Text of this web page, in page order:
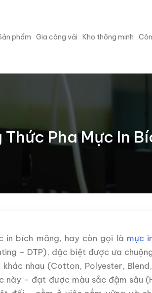
phẩm Gia công vải Kho thông minh
Pha Mực In
in bích măng, hay còn gọi là mực
– DTP), đặc biệt được ưa
khác nhau (Cotton, Polyester,
này – đạt được màu sắc đậm sâu